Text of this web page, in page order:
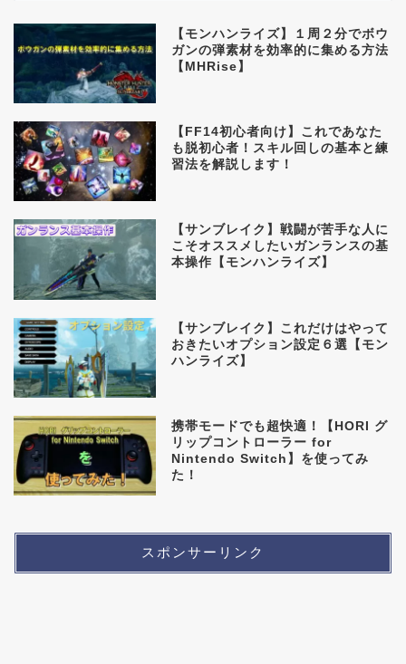
【モンハンライズ】１周２分でボウ
ガンの弾素材を効率的に集める方法
【MHRise】
【FF14初心者向け】これであなた
も脱初心者！スキル回しの基本と練
習法を解説します！
【サンブレイク】戦闘が苦手な人に
こそオススメしたいガンランスの基
本操作【モンハンライズ】
【サンブレイク】これだけはやって
おきたいオプション設定６選【モン
ハンライズ】
携帯モードでも超快適！【HORI グ
リップコントローラー for
Nintendo Switch】を使ってみ
た！
スポンサーリンク